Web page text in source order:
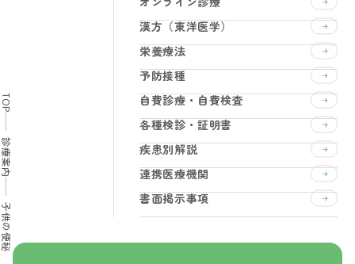
TOP
診療案内
子供の便秘
漢方（東洋医学）
栄養療法
予防接種
自費診療・自費検査
各種検診・証明書
疾患別解説
連携医療機関
書面掲示事項